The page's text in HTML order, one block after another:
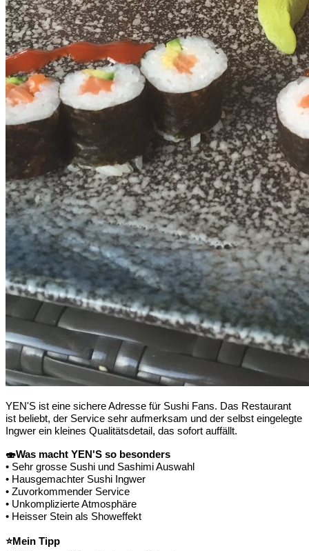
YEN'S ist eine sichere Adresse für Sushi Fans. Das Restaurant
ist beliebt, der Service sehr aufmerksam und der selbst eingelegte
Ingwer ein kleines Qualitätsdetail, das sofort auffällt.
🍣Was macht YEN'S so besonders
• Sehr grosse Sushi und Sashimi Auswahl
• Hausgemachter Sushi Ingwer
• Zuvorkommender Service
• Unkomplizierte Atmosphäre
• Heisser Stein als Showeffekt
⭐Mein Tipp